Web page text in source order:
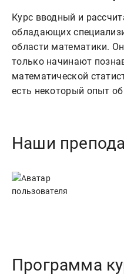
Курс вводный и
обладающих
области математики.
только начинают
математической
есть некоторый опыт
Наши
Программа